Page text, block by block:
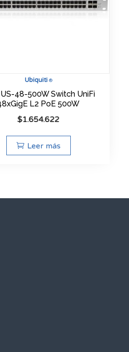
Ubiquiti®
48-500W Switch UniFi
L2 PoE 500W
$1.654.622
Leer más